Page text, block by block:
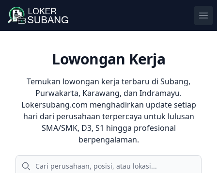
Lowongan Kerja
Temukan lowongan kerja terbaru di Subang,
Purwakarta, Karawang, dan Indramayu.
Lokersubang.com menghadirkan update setiap
hari dari perusahaan terpercaya untuk lulusan
SMA/SMK, D3, S1 hingga profesional
berpengalaman.